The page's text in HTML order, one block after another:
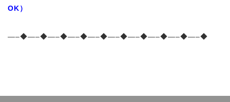
OK）
—–◆—–◆—–◆—–◆—–◆—–◆—–◆—–◆—–◆—–◆